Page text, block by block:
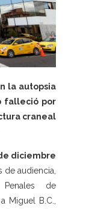
la autopsia
falleció por
craneal
diciembre
de audiencia,
de
Miguel B.C.,